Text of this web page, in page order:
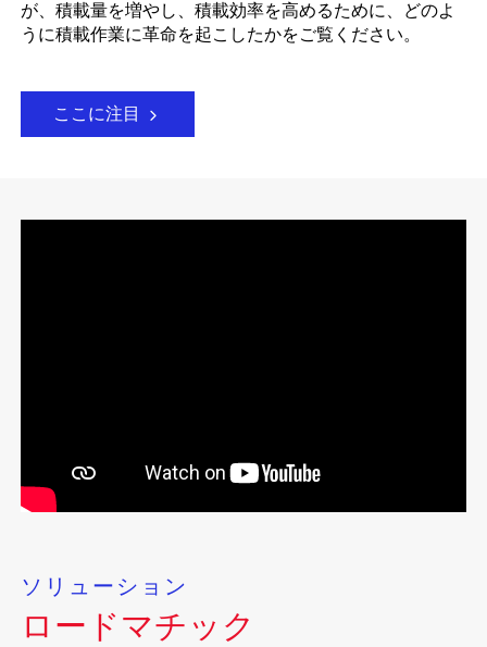
が、積載量を増やし、積載効率を高めるために、どのよ
うに積載作業に革命を起こしたかをご覧ください。
ここに注目
ソリューション
ロードマチック